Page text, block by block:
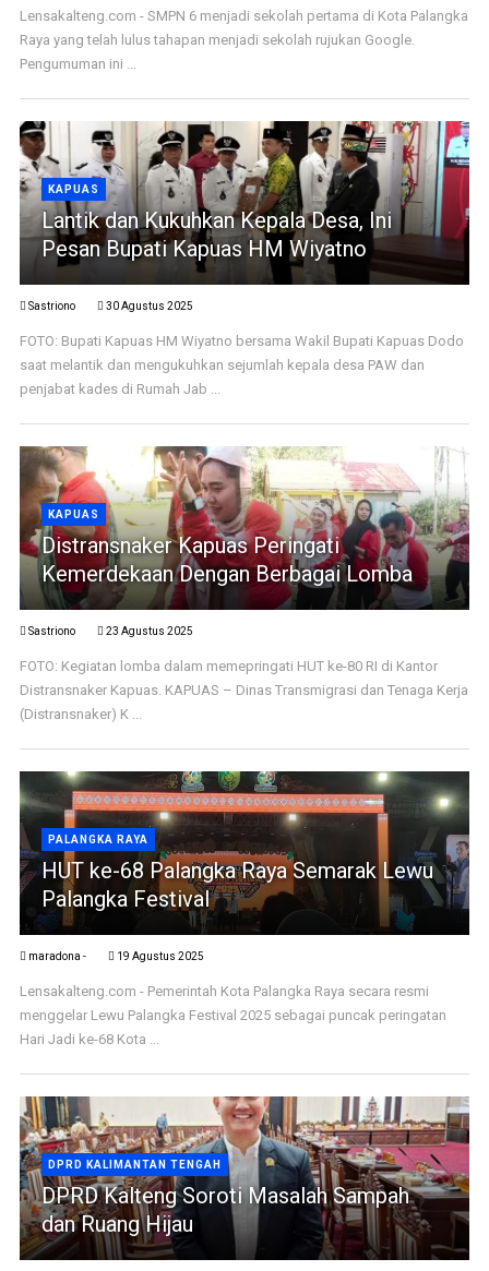
Lensakalteng.com - SMPN 6 menjadi sekolah pertama di Kota Palangka
Raya yang telah lulus tahapan menjadi sekolah rujukan Google.
Pengumuman ini ...
KAPUAS
Lantik dan Kukuhkan Kepala Desa, Ini
Pesan Bupati Kapuas HM Wiyatno
Sastriono 30 Agustus 2025
FOTO: Bupati Kapuas HM Wiyatno bersama Wakil Bupati Kapuas Dodo
saat melantik dan mengukuhkan sejumlah kepala desa PAW dan
penjabat kades di Rumah Jab ...
KAPUAS
Distransnaker Kapuas Peringati
Kemerdekaan Dengan Berbagai Lomba
Sastriono 23 Agustus 2025
FOTO: Kegiatan lomba dalam memepringati HUT ke-80 RI di Kantor
Distransnaker Kapuas. KAPUAS – Dinas Transmigrasi dan Tenaga Kerja
(Distransnaker) K ...
PALANGKA RAYA
HUT ke-68 Palangka Raya Semarak Lewu
Palangka Festival
maradona - 19 Agustus 2025
Lensakalteng.com - Pemerintah Kota Palangka Raya secara resmi
menggelar Lewu Palangka Festival 2025 sebagai puncak peringatan
Hari Jadi ke-68 Kota ...
DPRD KALIMANTAN TENGAH
DPRD Kalteng Soroti Masalah Sampah
dan Ruang Hijau